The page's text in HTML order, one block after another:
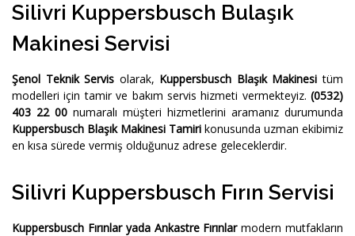
Silivri Kuppersbusch Bulaşık
Makinesi Servisi
Şenol Teknik Servis olarak, Kuppersbusch Blaşık Makinesi tüm
modelleri için tamir ve bakım servis hizmeti vermekteyiz. (0532)
403 22 00 numaralı müşteri hizmetlerini aramanız durumunda
Kuppersbusch Blaşık Makinesi Tamiri konusunda uzman ekibimiz
en kısa sürede vermiş olduğunuz adrese geleceklerdir.
Silivri Kuppersbusch Fırın Servisi
Kuppersbusch Fırınlar yada Ankastre Fırınlarmodern mutfakların